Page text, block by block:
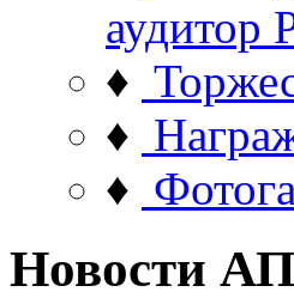
аудитор
♦
♦
♦
Новости